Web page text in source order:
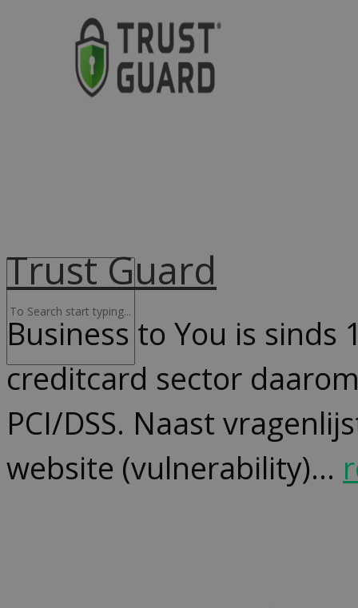
Trust Guard
Business to You is
creditcard sector
PCI/DSS. Naast
website (vulnerability)...